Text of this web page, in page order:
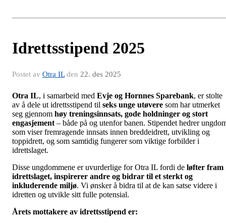
Idrettsstipend 2025
Postet av Otra ILden 22. des 2025
Otra IL, i samarbeid med Evje og Hornnes Sparebank, er stolte
av å dele ut idrettsstipend til seks unge utøvere som har utmerket
seg gjennom høy treningsinnsats, gode holdninger og stort
engasjement – både på og utenfor banen. Stipendet hedrer
som viser fremragende innsats innen breddeidrett, utvikling og
toppidrett, og som samtidig fungerer som viktige forbilder i
idrettslaget.
Disse ungdommene er uvurderlige for Otra IL fordi de løfter fram
idrettslaget, inspirerer andre og bidrar til et sterkt og
inkluderende miljø. Vi ønsker å bidra til at de kan satse videre i
idretten og utvikle sitt fulle potensial.
Årets mottakere av idrettsstipend er: